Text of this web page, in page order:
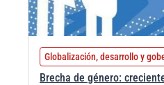
Globalización, desarrollo y
Brecha de género: